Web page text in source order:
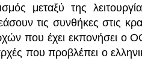
μεταξύ της
τις συνθήκες στις
που έχει εκπονήσει ο
που προβλέπει ο